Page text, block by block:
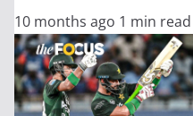
10 months ago 1 min read